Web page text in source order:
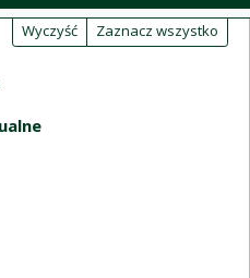
(automatyczne
Wyczyść Zaznacz wszystko
treści)